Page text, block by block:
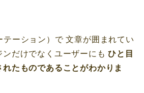
テーション）で文章が囲まれてい
ンだけでなくユーザーにも ひと目
れたものであることがわかりま